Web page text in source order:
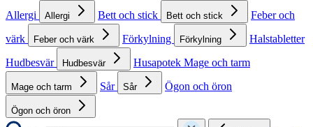
Allergi
Allergi Bett och stick Bett och stick
Feber och
värk
Feber och värk Förkylning Förkylning
Halstabletter
Hudbesvär
Hudbesvär Husapotek Mage och tarm
Mage och tarm Sår Sår Ögon och öron
Ögon och öron